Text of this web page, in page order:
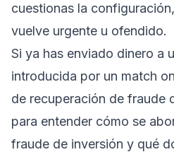
cuestionas la
vuelve urgente u ofendido.
Si ya has enviado dinero a
introducida por un match
de recuperación de fraude
para entender cómo se
fraude de inversión y qué